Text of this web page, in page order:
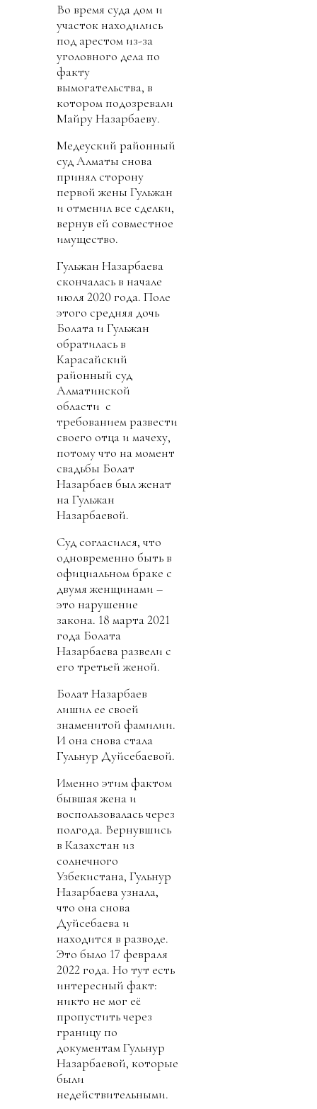
Во время суда дом и
участок находились
под арестом из-за
уголовного дела по
факту
вымогательства, в
котором подозревали
Майру Назарбаеву.
Медеуский районный
суд Алматы снова
принял сторону
первой жены Гульжан
и отменил все сделки,
вернув ей совместное
имущество.
Гульжан Назарбаева
скончалась в начале
июля 2020 года. Поле
этого средняя дочь
Болата и Гульжан
обратилась в
Карасайский
районный суд
Алматинской
области с
требованием развести
своего отца и мачеху,
потому что на момент
свадьбы Болат
Назарбаев был женат
на Гульжан
Назарбаевой.
Суд согласился, что
одновременно быть в
официальном браке с
двумя женщинами –
это нарушение
закона. 18 марта 2021
года Болата
Назарбаева развели с
его третьей женой.
Болат Назарбаев
лишил ее своей
знаменитой фамилии.
И она снова стала
Гульнур Дуйсебаевой.
Именно этим фактом
бывшая жена и
воспользовалась через
полгода. Вернувшись
в Казахстан из
солнечного
Узбекистана, Гульнур
Назарбаева узнала,
что она снова
Дуйсебаева и
находится в разводе.
Это было 17 февраля
2022 года. Но тут есть
интересный факт:
никто не мог её
пропустить через
границу по
документам Гульнур
Назарбаевой, которые
были
недействительными.